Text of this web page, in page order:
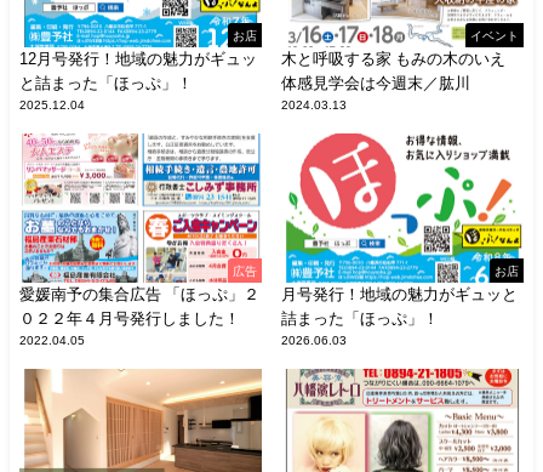
お店
12月号発行！地域の魅力がギュッ
と詰まった「ほっぷ」！
2025.12.04
イベント
木と呼吸する家 もみの木のいえ
体感見学会は今週末／肱川
2024.03.13
広告
愛媛南予の集合広告 「ほっぷ」２
０２２年４月号発行しました！
2022.04.05
お店
月号発行！地域の魅力がギュッと
詰まった「ほっぷ」！
2026.06.03